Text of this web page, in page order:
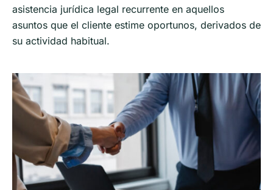
asistencia jurídica legal recurrente en aquellos
asuntos que el cliente estime oportunos, derivados de
su actividad habitual.